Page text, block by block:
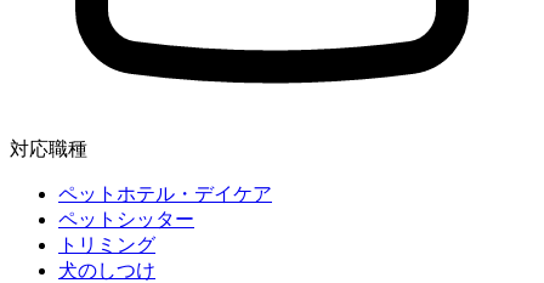
対応職種
ペットホテル・デイケア
ペットシッター
トリミング
犬のしつけ